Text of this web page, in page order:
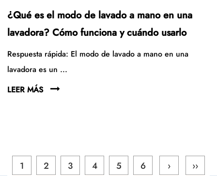
¿Qué es el modo de lavado a mano en una
lavadora? Cómo funciona y cuándo usarlo
Respuesta rápida: El modo de lavado a mano en una
lavadora es un ...
LEER MÁS
1 2 3 4 5 6 › ››